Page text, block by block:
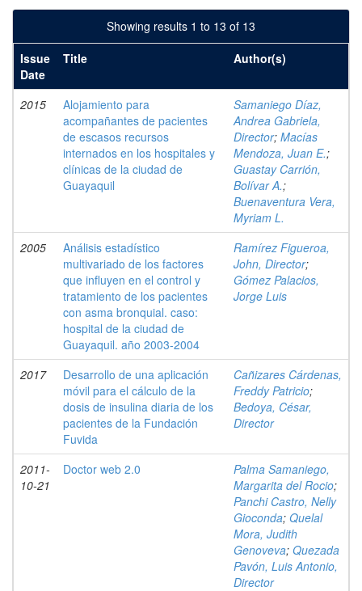
Showing results 1 to 13 of 13
Issue
Date
Title Author(s)
2015
Alojamiento para
acompañantes de pacientes
de escasos recursos
internados en los hospitales y
clínicas de la ciudad de
Guayaquil
Samaniego Díaz,
Andrea Gabriela,
Director; Macías
Mendoza, Juan E.;
Guastay Carrión,
Bolívar A.;
Buenaventura Vera,
Myriam L.
2005
Análisis estadístico
multivariado de los factores
que influyen en el control y
tratamiento de los pacientes
con asma bronquial. caso:
hospital de la ciudad de
Guayaquil. año 2003-2004
Ramírez Figueroa,
John, Director;
Gómez Palacios,
Jorge Luis
2017
Desarrollo de una aplicación
móvil para el cálculo de la
dosis de insulina diaria de los
pacientes de la Fundación
Fuvida
Cañizares Cárdenas,
Freddy Patricio;
Bedoya, César,
Director
2011-
10-21
Doctor web 2.0
Palma Samaniego,
Margarita del Rocio;
Panchi Castro, Nelly
Gioconda; Quelal
Mora, Judith
Genoveva; Quezada
Pavón, Luis Antonio,
Director